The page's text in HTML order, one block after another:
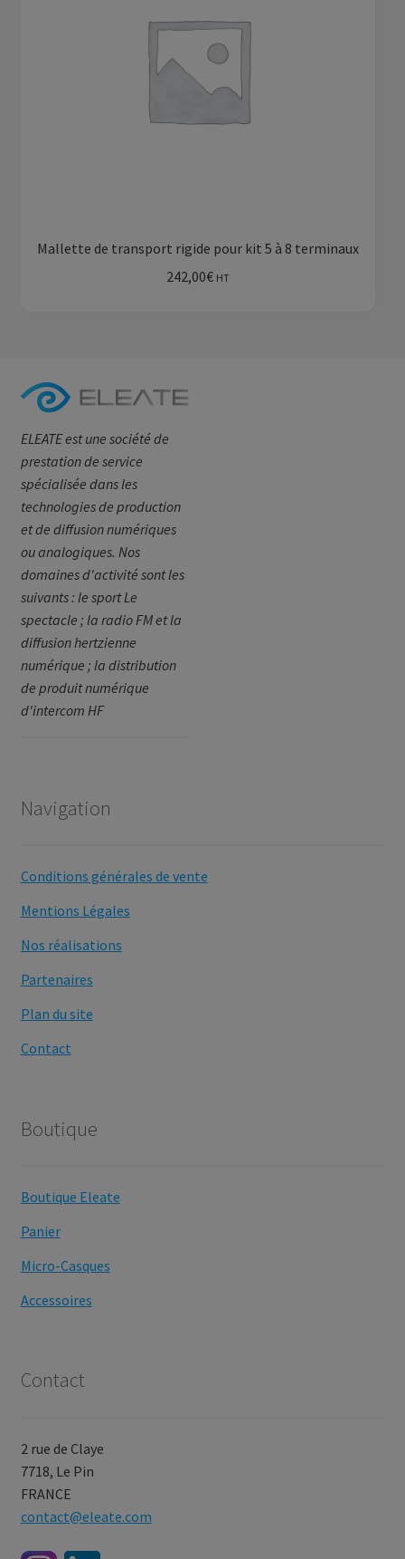
Mallette de transport rigide pour kit 5 à 8 terminaux
242,00€ HT
ELEATE est une société de
prestation de service
spécialisée dans les
technologies de production
et de diffusion numériques
ou analogiques. Nos
domaines d'activité sont les
suivants : le sport Le
spectacle ; la radio FM et la
diffusion hertzienne
numérique ; la distribution
de produit numérique
d'intercom HF
Navigation
Conditions générales de vente
Mentions Légales
Nos réalisations
Partenaires
Plan du site
Contact
Boutique
Boutique Eleate
Panier
Micro-Casques
Accessoires
Contact
2 rue de Claye
7718, Le Pin
FRANCE
contact@eleate.com